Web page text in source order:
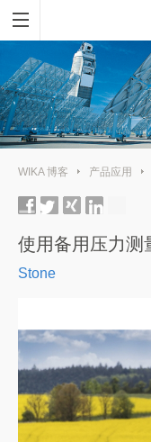
WIKA 博客 产品应用
使用备用压力测
Stone